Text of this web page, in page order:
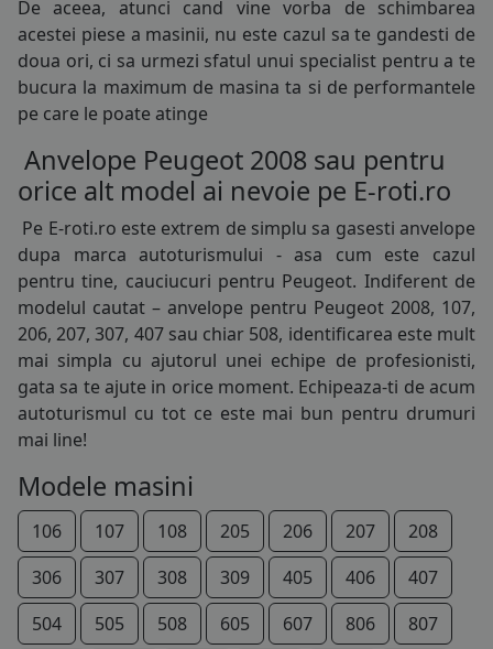
De aceea, atunci cand vine vorba de schimbarea
acestei piese a masinii, nu este cazul sa te gandesti de
doua ori, ci sa urmezi sfatul unui specialist pentru a te
bucura la maximum de masina ta si de performantele
pe care le poate atinge
Anvelope Peugeot 2008 sau pentru
orice alt model ai nevoie pe E-roti.ro
Pe E-roti.ro este extrem de simplu sa gasesti anvelope
dupa marca autoturismului - asa cum este cazul
pentru tine, cauciucuri pentru Peugeot. Indiferent de
modelul cautat – anvelope pentru Peugeot 2008, 107,
206, 207, 307, 407 sau chiar 508, identificarea este mult
mai simpla cu ajutorul unei echipe de profesionisti,
gata sa te ajute in orice moment. Echipeaza-ti de acum
autoturismul cu tot ce este mai bun pentru drumuri
mai line!
Modele masini
106 107 108 205 206 207
208
306
307 308 309 405 406
407
504
505 508 605 607 806
807
125/80R15
145/65R15
165/60R15
175/55R15
185/55R15
185/60R15
185/65R15
195/55R15
195/60R15
195/65R15
195/70R15
205/60R15
205/65R15
205/70R15